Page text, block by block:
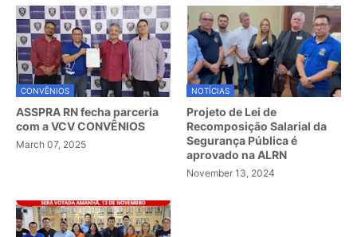
CONVÊNIOS
ASSPRA RN fecha parceria
com a VCV CONVÊNIOS
March 07, 2025
NOTÍCIAS
Projeto de Lei de
Recomposição Salarial da
Segurança Pública é
aprovado na ALRN
November 13, 2024